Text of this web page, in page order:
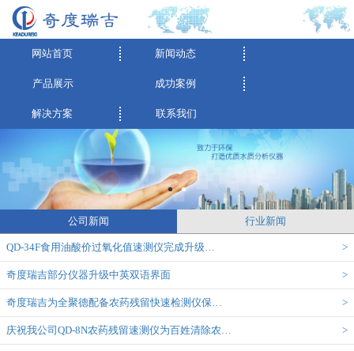
网站首页 新闻动态
产品展示 成功案例
解决方案 联系我们
公司新闻 行业新闻
QD-34F食用油酸价过氧化值速测仪完成升级… >
奇度瑞吉部分仪器升级中英双语界面 >
奇度瑞吉为全聚德配备农药残留快速检测仪保… >
庆祝我公司QD-8N农药残留速测仪为百姓清除农… >